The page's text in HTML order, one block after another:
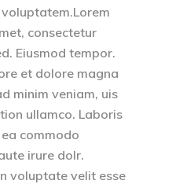
consectetur
Eiusmod tempor.
et dolore magna
minim veniam, uis
ullamco. Laboris
commodo
irure dolr.
voluptate velit esse